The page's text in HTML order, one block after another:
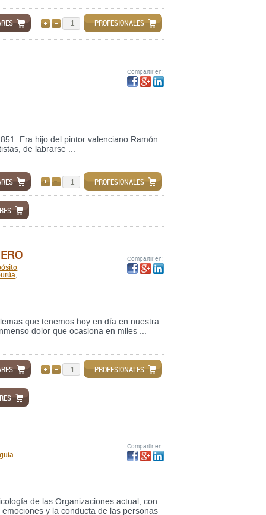
AÑADIRQUITAR
PROFESIONALES
Era hijo del pintor valenciano Ramón
de labrarse ...
Compartir en:
AÑADIRQUITAR
PROFESIONALES
que tenemos hoy en día en nuestra
dolor que ocasiona en miles ...
Compartir en:
AÑADIRQUITAR
PROFESIONALES
de las Organizaciones actual, con
y la conducta de las personas
Compartir en: